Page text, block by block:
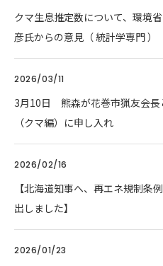
クマ生息推定数について、環境
彦氏からの意見（ 統計学専門 ）
2026/03/11
3月10日 熊森が花巻市猟友会長
（クマ編）に申し入れ
2026/02/16
【北海道知事へ、再エネ規制条
出しました】
2026/01/23